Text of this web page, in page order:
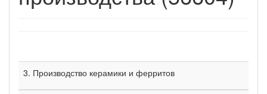
3. Производство керамики и ферритов